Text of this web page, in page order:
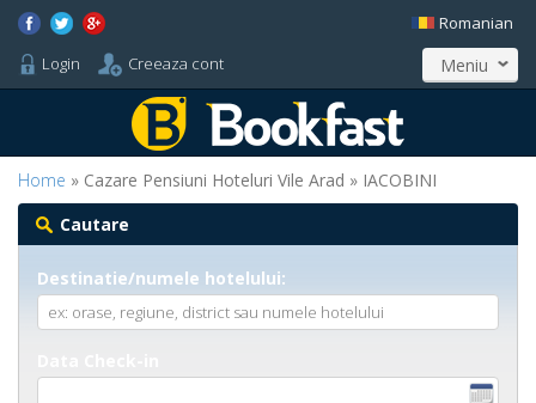
Login Creeaza cont
Romanian
Meniu
Home » Cazare Pensiuni Hoteluri Vile Arad » IACOBINI
Cautare
Destinatie/numele hotelului: